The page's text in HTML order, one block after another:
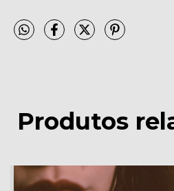
Produtos